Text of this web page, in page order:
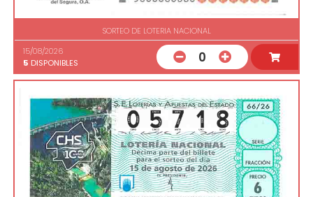
SORTEO DE LOTERIA NACIONAL
15/08/2026
5 DISPONIBLES 0